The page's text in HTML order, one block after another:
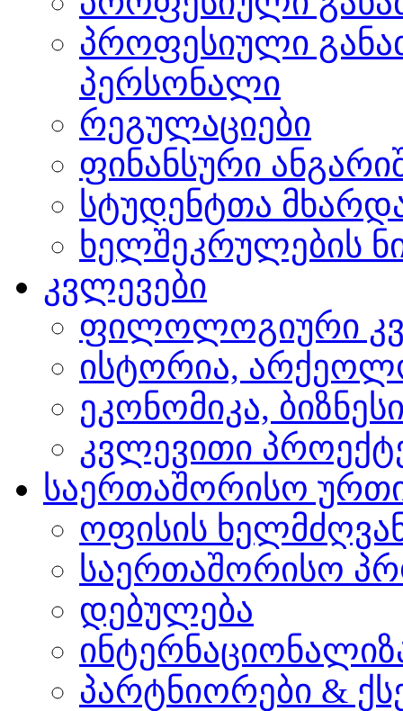
პროფესიული
პერსონალი
რეგულაციები
ფინანსური
სტუდენტთა
ხელშეკრულების
კვლევები
ფილოლოგიური
ისტორია,
ეკონომიკა,
კვლევითი
საერთაშორისო
ოფისის
საერთაშორისო
დებულება
პარტნიორები &